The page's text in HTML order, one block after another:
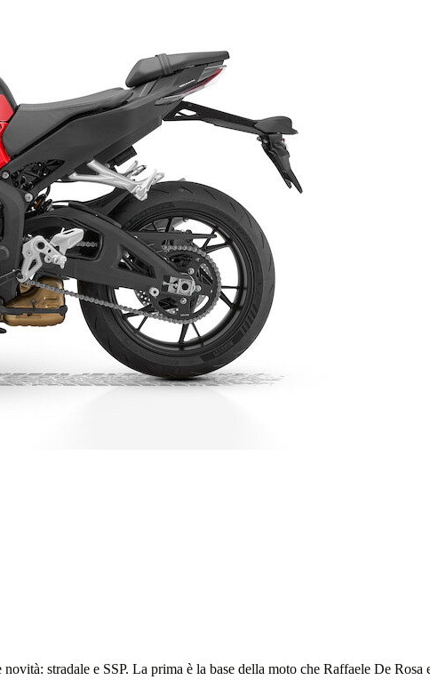
stradale e SSP. La prima è la base della moto che Raffaele De